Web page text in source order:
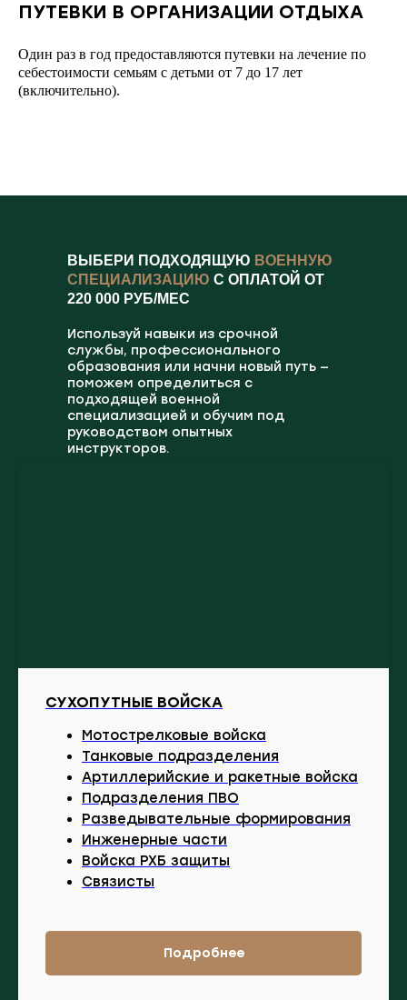
ПУТЕВКИ В ОРГАНИЗАЦИИ ОТДЫХА
Один раз в год предоставляются путевки на лечение по
себестоимости семьям с детьми от 7 до 17 лет
(включительно).
ВЫБЕРИ ПОДХОДЯЩУЮ ВОЕННУЮ
СПЕЦИАЛИЗАЦИЮ С ОПЛАТОЙ ОТ
220 000 РУБ/МЕС
Используй навыки из срочной
службы, профессионального
образования или начни новый путь —
поможем определиться с
подходящей военной
специализацией и обучим под
руководством опытных
инструкторов.
СУХОПУТНЫЕ ВОЙСКА
Мотострелковые войска
Танковые подразделения
Артиллерийские и ракетные войска
Подразделения ПВО
Разведывательные формирования
Инженерные части
Войска РХБ защиты
Связисты
Подробнее